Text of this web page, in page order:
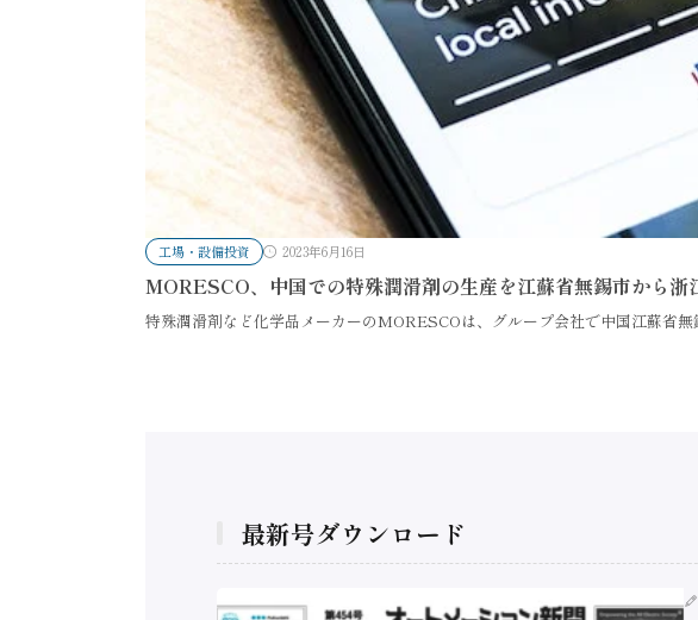
工場・設備投資 2023年6月16日
MORESCO、中国での特殊潤滑剤の生産を江蘇省無錫市から浙
特殊潤滑剤など化学品メーカーのMORESCOは、グループ会社で中国江蘇省
最新号ダウンロード